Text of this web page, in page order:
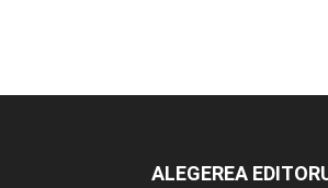
ALEGEREA